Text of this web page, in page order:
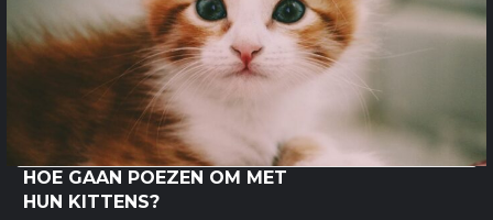
HOE GAAN POEZEN OM MET
HUN KITTENS?